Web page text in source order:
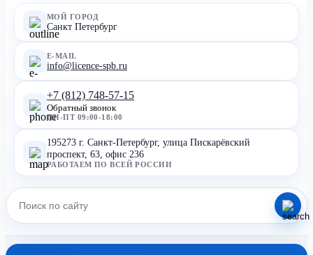
МОЙ ГОРОД
Санкт Петербург
E-MAIL
info@licence-spb.ru
+7 (812) 748-57-15
Обратный звонок
ПН-ПТ 09:00-18:00
195273 г. Санкт-Петербург, улица Пискарёвский
проспект, 63, офис 236
РАБОТАЕМ ПО ВСЕЙ РОССИИ